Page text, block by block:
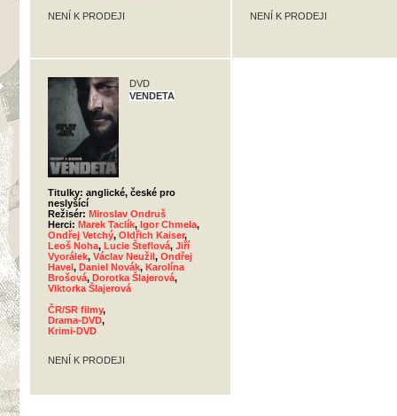
NENÍ K PRODEJI NENÍ K PRODEJI
DVD
VENDETA
Titulky: anglické, české pro
neslyšící
Režisér: Miroslav Ondruš
Herci: Marek Taclík, Igor Chmela,
Ondřej Vetchý, Oldřich Kaiser,
Leoš Noha, Lucie Šteflová, Jiří
Vyorálek, Václav Neužil, Ondřej
Havel, Daniel Novák, Karolína
Brošová, Dorotka Šlajerová,
Viktorka Šlajerová
ČR/SR filmy,
Drama-DVD,
Krimi-DVD
NENÍ K PRODEJI